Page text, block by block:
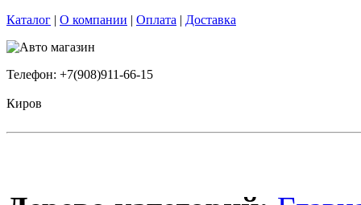
Каталог | О компании | Оплата | Доставка
Телефон: +7(908)911-66-15
Киров